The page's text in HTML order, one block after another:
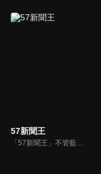
57新聞王
「57新聞王」不管藍綠、只問黑白！找出社會亂象根源、挖掘官員的積習怠惰、找出政府看不到的人民痛苦！不受惡霸、官員、財閥的威脅利誘！永遠讓觀眾了解爭議事件的真相、勇敢捍衛公平正義！